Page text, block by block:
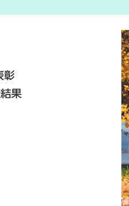
彰
果